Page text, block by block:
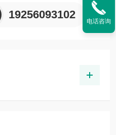
19256093102
电话咨询